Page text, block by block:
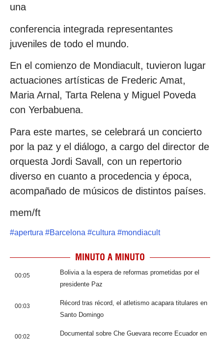
una
conferencia integrada representantes
juveniles de todo el mundo.
En el comienzo de Mondiacult, tuvieron lugar
actuaciones artísticas de Frederic Amat,
Maria Arnal, Tarta Relena y Miguel Poveda
con Yerbabuena.
Para este martes, se celebrará un concierto
por la paz y el diálogo, a cargo del director de
orquesta Jordi Savall, con un repertorio
diverso en cuanto a procedencia y época,
acompañado de músicos de distintos países.
mem/ft
#apertura #Barcelona #cultura #mondiacult
MINUTO A MINUTO
00:05
Bolivia a la espera de reformas prometidas por el
presidente Paz
00:03
Récord tras récord, el atletismo acapara titulares en
Santo Domingo
00:02
Documental sobre Che Guevara recorre Ecuador en